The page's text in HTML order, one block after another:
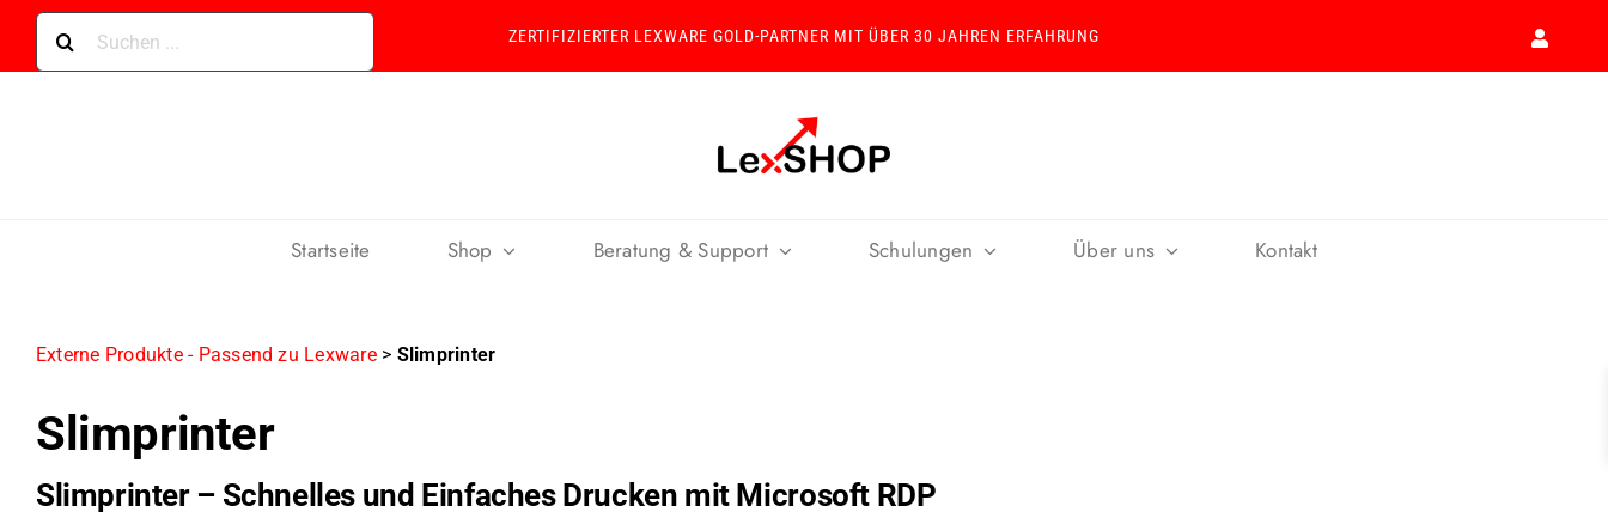
Skip
content
nach:
ZERTIFIZIERTER LEXWARE GOLD-PARTNER MIT ÜBER 30 JAHREN ERFAHRUNG
Startseite Shop Beratung & Support Schulungen Über uns Kontakt
Externe Produkte - Passend zu Lexware> Slimprinter
Slimprinter
Slimprinter – Schnelles und Einfaches Drucken mit Microsoft RDP